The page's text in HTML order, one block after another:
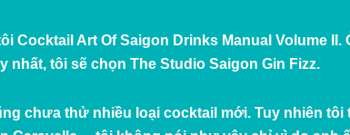
Cocktail Art Of Saigon Drinks Manual Volume II.
tôi sẽ chọn The Studio Saigon Gin Fizz.
chưa thử nhiều loại cocktail mới. Tuy nhiên